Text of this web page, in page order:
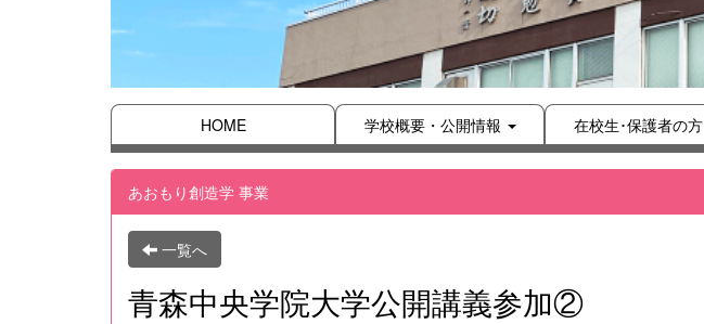
HOME 学校概要・公開情報 在校生･保護者の方
あおもり創造学 事業
一覧へ
青森中央学院大学公開講義参加②